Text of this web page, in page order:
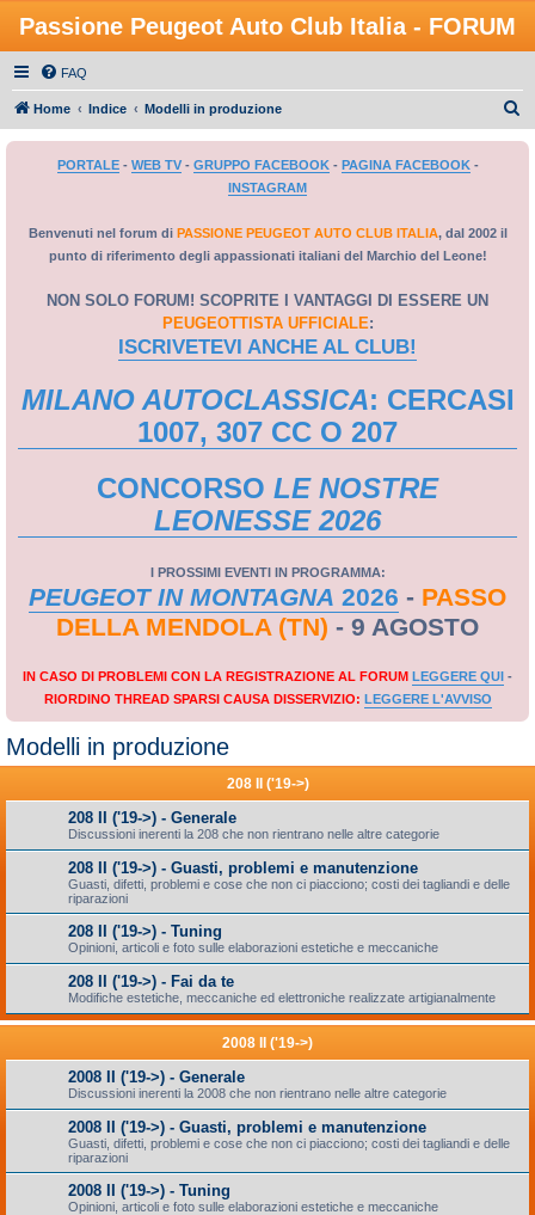
Passione Peugeot Auto Club Italia - FORUM
FAQ
Home Indice Modelli in produzione
PORTALE- WEB TV- GRUPPO FACEBOOK- PAGINA FACEBOOK-
INSTAGRAM
Benvenuti nel forum di PASSIONE PEUGEOT AUTO CLUB ITALIA, dal 2002 il
punto di riferimento degli appassionati italiani del Marchio del Leone!
NON SOLO FORUM! SCOPRITE I VANTAGGI DI ESSERE UN
PEUGEOTTISTA UFFICIALE:
ISCRIVETEVI ANCHE AL CLUB!
MILANO AUTOCLASSICA: CERCASI
1007, 307 CC O 207
CONCORSO LE NOSTRE
LEONESSE 2026
I PROSSIMI EVENTI IN PROGRAMMA:
PEUGEOT IN MONTAGNA 2026 - PASSO
DELLA MENDOLA (TN) - 9 AGOSTO
IN CASO DI PROBLEMI CON LA REGISTRAZIONE AL FORUM LEGGERE QUI -
RIORDINO THREAD SPARSI CAUSA DISSERVIZIO: LEGGERE L'AVVISO
Modelli in produzione
208 II ('19->)
208 II ('19->) - Generale
Discussioni inerenti la 208 che non rientrano nelle altre categorie
208 II ('19->) - Guasti, problemi e manutenzione
Guasti, difetti, problemi e cose che non ci piacciono; costi dei tagliandi e delle
riparazioni
208 II ('19->) - Tuning
Opinioni, articoli e foto sulle elaborazioni estetiche e meccaniche
208 II ('19->) - Fai da te
Modifiche estetiche, meccaniche ed elettroniche realizzate artigianalmente
2008 II ('19->)
2008 II ('19->) - Generale
Discussioni inerenti la 2008 che non rientrano nelle altre categorie
2008 II ('19->) - Guasti, problemi e manutenzione
Guasti, difetti, problemi e cose che non ci piacciono; costi dei tagliandi e delle
riparazioni
2008 II ('19->) - Tuning
Opinioni, articoli e foto sulle elaborazioni estetiche e meccaniche